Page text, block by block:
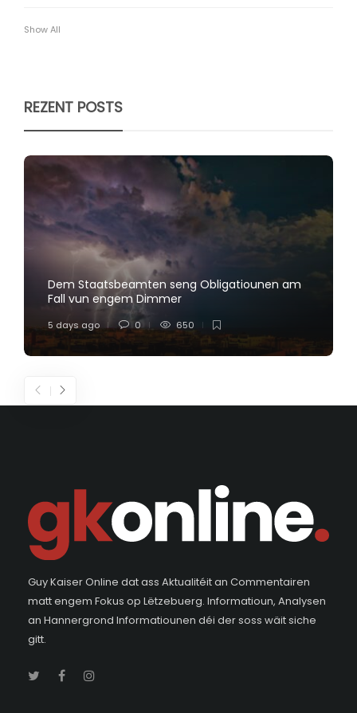
Show All
REZENT POSTS
Dem Staatsbeamten seng Obligatiounen am
Fall vun engem Dimmer
5 days ago 0 650
Guy Kaiser Online dat ass Aktualitéit an Commentairen
matt engem Fokus op Lëtzebuerg. Informatioun, Analysen
an Hannergrond Informatiounen déi der soss wäit siche
gitt.